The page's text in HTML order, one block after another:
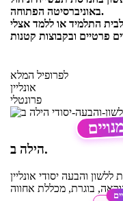
באוניברסיטה הפתוחה.
לפרופיל המלא
אונליין
פרונטלי
הילה ב.
ללשון והבעה יסודי אונליין
בוגרת, מכללת אחווה